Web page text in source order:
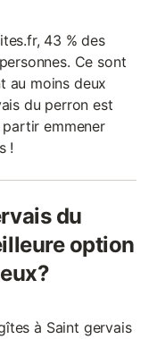
43 % des
Ce sont
au moins deux
du perron est
emmener
!
du
option
à Saint gervais